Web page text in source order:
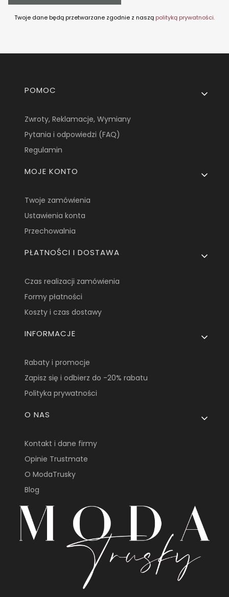
Twoje dane będą przetwarzane zgodnie z naszą polityką prywatności.
Linki w stopce
POMOC
Zwroty, Reklamacje, Wymiany
Pytania i odpowiedzi (FAQ)
Regulamin
MOJE KONTO
Twoje zamówienia
Ustawienia konta
Przechowalnia
PŁATNOŚCI I DOSTAWA
Czas realizacji zamówienia
Formy płatności
Koszty i czas dostawy
INFORMACJE
Rabaty i promocje
Zapisz się i odbierz do -20% rabatu
Polityka prywatności
O NAS
Kontakt i dane firmy
Opinie Trustmate
O ModaTrusky
Blog